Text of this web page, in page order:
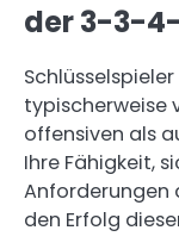
der 3-3-
typischerweise
offensiven als
Ihre Fähigkeit,
Anforderungen
den Erfolg